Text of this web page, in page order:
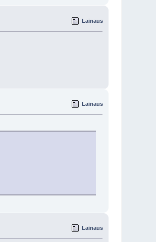
Lainaus
Lainaus
Lainaus